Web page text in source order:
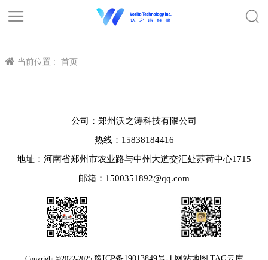
当前位置 : 首页
公司：郑州沃之涛科技有限公司
热线：15838184416
地址：河南省郑州市农业路与中州大道交汇处苏荷中心1715
邮箱：1500351892@qq.com